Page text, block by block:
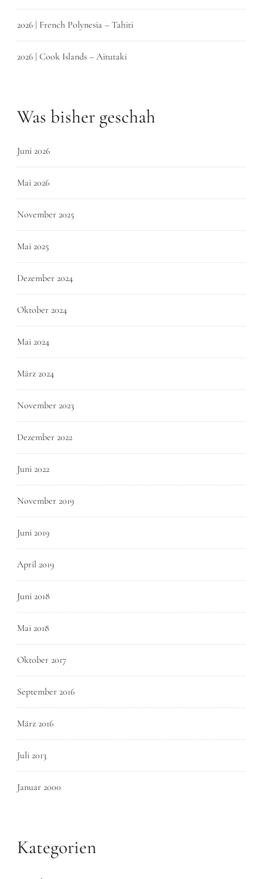
2026 | French Polynesia – Tahiti
2026 | Cook Islands – Aitutaki
Was bisher geschah
Juni 2026
Mai 2026
November 2025
Mai 2025
Dezember 2024
Oktober 2024
Mai 2024
März 2024
November 2023
Dezember 2022
Juni 2022
November 2019
Juni 2019
April 2019
Juni 2018
Mai 2018
Oktober 2017
September 2016
März 2016
Juli 2013
Januar 2000
Kategorien